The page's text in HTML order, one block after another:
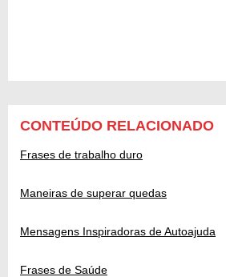
CONTEÚDO RELACIONADO
Frases de trabalho duro
Maneiras de superar quedas
Mensagens Inspiradoras de Autoajuda
Frases de Saúde